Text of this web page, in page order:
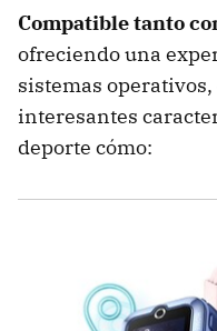
Compatible tanto
ofreciendo una
sistemas
interesantes
deporte cómo: